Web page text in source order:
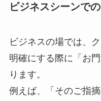
ビジネスシーンでの
ビジネスの場では、
明確にする際に「お
ります。
例えば、「そのご指